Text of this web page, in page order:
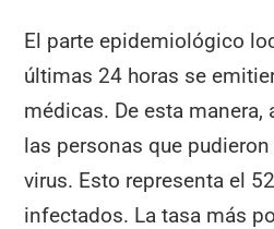
El parte epidemiológico
últimas 24 horas se
médicas. De esta manera,
las personas que
virus. Esto representa el
infectados. La tasa más